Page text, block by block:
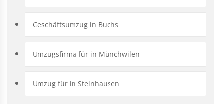
Geschäftsumzug in Buchs
Umzugsfirma für in Münchwilen
Umzug für in Steinhausen